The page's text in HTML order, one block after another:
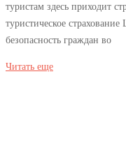
туристам здесь приходит
туристическое
безопасность граждан во
Читать ещевозможно